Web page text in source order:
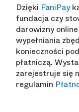
Dzięki FaniPay
fundacja czy
darowizny
wypełniania
konieczności
płatniczą.
zarejestruje się
regulamin